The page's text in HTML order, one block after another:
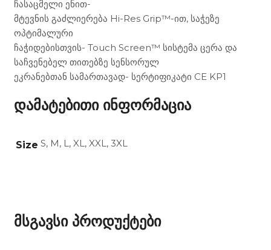
ჩასაცმელი ენით-
მტევნის გაძლიერება Hi-Res Grip™-ით, საჭეზე
ოპტიმალური
ჩაჭიდებისთვის- Touch Screen™ სისტემა ცერა და
საჩვენებელ თითებზე სენსორულ
ეკრანებთან სამართავად- სერტიფიკატი CE KP1
დამატებითი ინფორმაცია
Size S, M, L, XL, XXL, 3XL
მსგავსი პროდუქტები